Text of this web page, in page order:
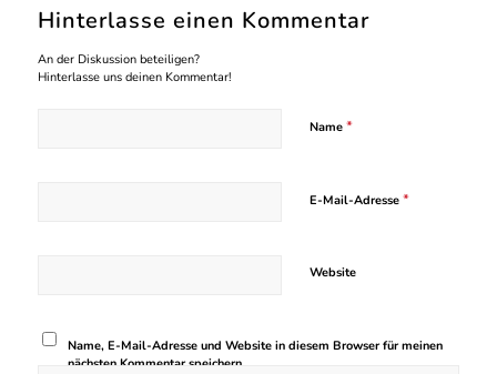
Hinterlasse einen Kommentar
An der Diskussion beteiligen?
Hinterlasse uns deinen Kommentar!
Name *
E-Mail-Adresse *
Website
Name, E-Mail-Adresse und Website in diesem Browser für meinen
nächsten Kommentar speichern.